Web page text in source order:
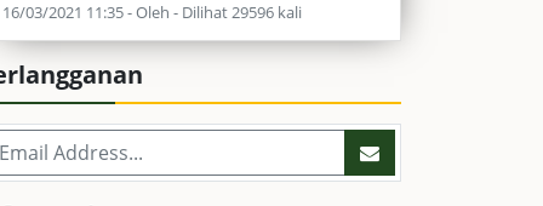
16/03/2021 11:35 - Oleh - Dilihat 29596 kali